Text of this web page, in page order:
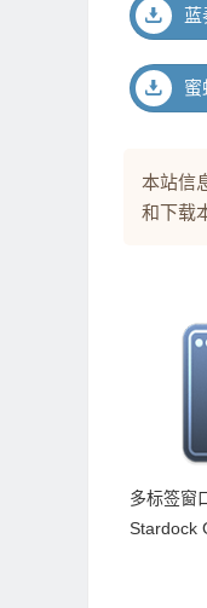
蓝
蜜
本站信
和下载
多标签窗
Stardock